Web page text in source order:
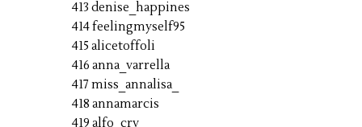
413 denise_happines
414 feelingmyself95
415 alicetoffoli
416 anna_varrella
417 miss_annalisa_
418 annamarcis
419 alfo_crv